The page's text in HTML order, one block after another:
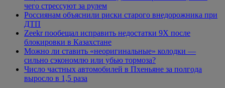
чего стрессуют за рулем
Россиянам объяснили риски старого внедорожника при
ДТП
Zeekr пообещал исправить недостатки 9X после
блокировки в Казахстане
Можно ли ставить «неоригинальные» колодки —
сильно сэкономлю или убью тормоза?
Число частных автомобилей в Пхеньяне за полгода
выросло в 1,5 раза